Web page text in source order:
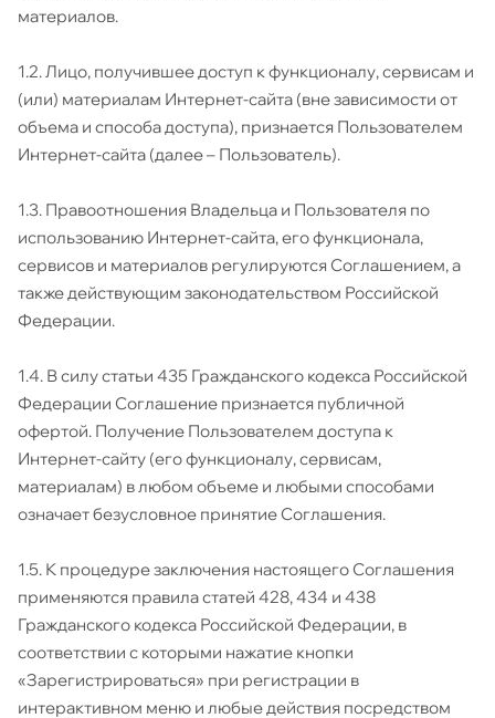
материалов.
1.2. Лицо, получившее доступ к функционалу, сервисам и
(или) материалам Интернет-сайта (вне зависимости от
объема и способа доступа), признается Пользователем
Интернет-сайта (далее – Пользователь).
1.3. Правоотношения Владельца и Пользователя по
использованию Интернет-сайта, его функционала,
сервисов и материалов регулируются Соглашением, а
также действующим законодательством Российской
Федерации.
1.4. В силу статьи 435 Гражданского кодекса Российской
Федерации Соглашение признается публичной
офертой. Получение Пользователем доступа к
Интернет-сайту (его функционалу, сервисам,
материалам) в любом объеме и любыми способами
означает безусловное принятие Соглашения.
1.5. К процедуре заключения настоящего Соглашения
применяются правила статей 428, 434 и 438
Гражданского кодекса Российской Федерации, в
соответствии с которыми нажатие кнопки
«Зарегистрироваться» при регистрации в
интерактивном меню и любые действия посредством